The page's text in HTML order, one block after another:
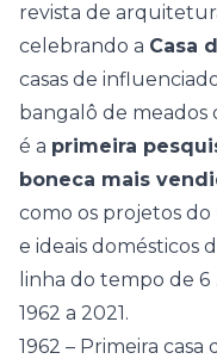
revista de
celebrando a Casa
casas de
bangalô de meados
é a primeira
boneca mais
como os projetos
e ideais domésticos
linha do tempo de 6
1962 a 2021.
1962 – Primeira casa